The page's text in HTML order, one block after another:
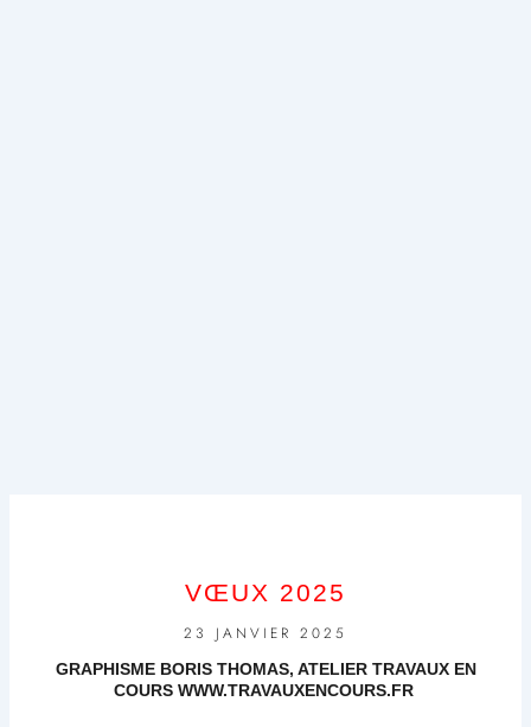
VŒUX 2025
23 JANVIER 2025
GRAPHISME BORIS THOMAS, ATELIER TRAVAUX EN
COURS WWW.TRAVAUXENCOURS.FR